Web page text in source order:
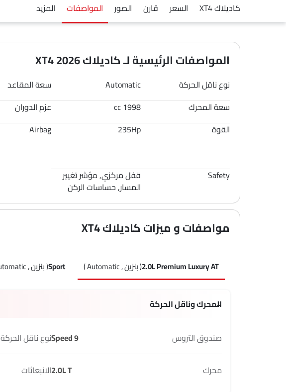
فيسبوك تويتر واتساب
كاديلاك XT4 السعر قارن الصور المواصفات المزيد
المواصفات الرئيسية لـ كاديلاك XT4 2026
نوع ناقل الحركة Automatic سعة المقاعد
سعة المحرك
1998 cc عزم الدوران
القوة
235Hp
Airbag
Safety
قفل مركزي, مؤشر تغيير
المسار, حساسات الركن
مواصفات و ميزات كاديلاك XT4
2.0L Premium Luxury AT( بنزين , Automatic ) Sport( بنزين , Automatic )
المحرك وناقل الحركة
صندوق التروس 9 Speed نوع ناقل الحركة
محرك 2.0L Tالانبعاثات